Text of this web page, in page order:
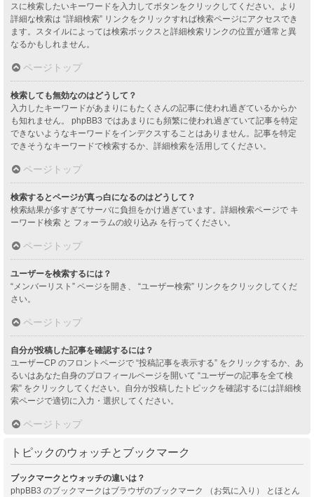
スに検索したいキーワードを入力してボタンをクリックしてください。より
詳細な検索は “詳細検索” リンクをクリックすれば検索ページにアクセスでき
ます。スタイルによっては検索ボックスと詳細検索リンクの位置が通常と異
なるかもしれません。
ページトップ
検索しても無効なのはどうして？
入力したキーワードがあまりにもたくさんの記事に使われ過ぎているからか
も知れません。 phpBB3 ではあまりにも頻繁に使われ過ぎていて記事を特定
できないようなキーワードをインデクスすることはありません。記事を特定
できそうなキーワードで検索するか、詳細検索を活用してください。
ページトップ
検索するとページが真っ白になるのはどうして？
検索結果が多すぎてサーバに負担をかけ過ぎています。詳細検索ページで キ
ーワード検索 と フォーラムの絞り込み を行ってください。
ページトップ
ユーザーを検索するには？
“メンバーリスト” ページを開き、 “ユーザー検索” リンクをクリックしてくだ
さい。
ページトップ
自分が投稿した記事を確認するには？
ユーザーCP のフロントページで “投稿記事を表示する” をクリックするか、あ
るいはあなた自身のプロフィールページを開いて “ユーザーの記事を全て検
索” をクリックしてください。自分が投稿したトピックを確認するには詳細検
索ページで適切に入力・選択してください。
ページトップ
トピックのウォッチとブックマーク
ブックマークとウォッチの違いは？
phpBB3 のブックマークはブラウザのブックマーク （お気に入り） とほとん